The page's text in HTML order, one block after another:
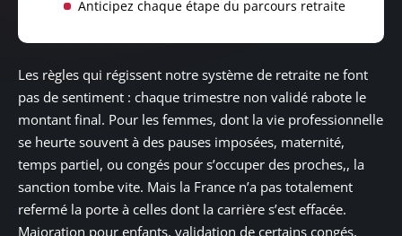
Anticipez chaque étape du parcours retraite
Les règles qui régissent notre système de retraite ne font
pas de sentiment : chaque trimestre non validé rabote le
montant final. Pour les femmes, dont la vie professionnelle
se heurte souvent à des pauses imposées, maternité,
temps partiel, ou congés pour s’occuper des proches,, la
sanction tombe vite. Mais la France n’a pas totalement
refermé la porte à celles dont la carrière s’est effacée.
Majoration pour enfants, validation de certains congés,